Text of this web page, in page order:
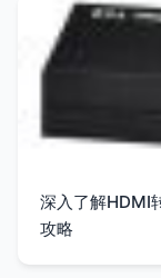
深入了解HDMI
攻略